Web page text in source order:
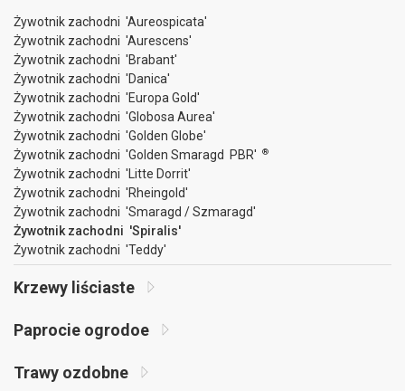
Żywotnik zachodni 'Aureospicata'
Żywotnik zachodni 'Aurescens'
Żywotnik zachodni 'Brabant'
Żywotnik zachodni 'Danica'
Żywotnik zachodni 'Europa Gold'
Żywotnik zachodni 'Globosa Aurea'
Żywotnik zachodni 'Golden Globe'
Żywotnik zachodni 'Golden Smaragd PBR'
®
Żywotnik zachodni 'Litte Dorrit'
Żywotnik zachodni 'Rheingold'
Żywotnik zachodni 'Smaragd / Szmaragd'
Żywotnik zachodni 'Spiralis'
Żywotnik zachodni 'Teddy'
Krzewy liściaste
Paprocie ogrodoe
Trawy ozdobne